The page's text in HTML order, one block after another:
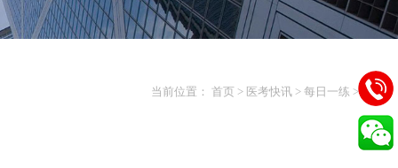
当前位置： 首页 > 医考快讯 > 每日一练 > 正文